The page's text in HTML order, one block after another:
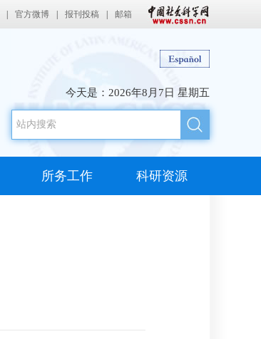
官方微博 报刊投稿 邮箱
今天是： 2026年8月7日 星期五
所务工作 科研资源